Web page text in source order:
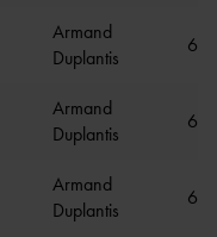
Armand
Duplantis
Armand
Duplantis
Armand
Duplantis